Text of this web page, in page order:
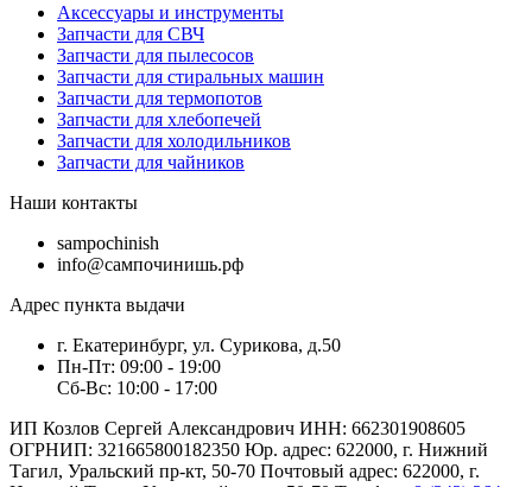
Аксессуары и инструменты
Запчасти для СВЧ
Запчасти для пылесосов
Запчасти для стиральных машин
Запчасти для термопотов
Запчасти для хлебопечей
Запчасти для холодильников
Запчасти для чайников
Наши контакты
sampochinish
info@сампочинишь.рф
Адрес пункта выдачи
г. Екатеринбург, ул. Сурикова, д.50
Пн-Пт: 09:00 - 19:00
Сб-Вс: 10:00 - 17:00
ИП Козлов Сергей Александрович ИНН: 662301908605
ОГРНИП: 321665800182350 Юр. адрес: 622000, г. Нижний
Тагил, Уральский пр-кт, 50-70 Почтовый адрес: 622000, г.